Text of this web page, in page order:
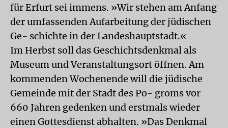
für Erfurt sei immens. »Wir stehen am Anfang
der umfassenden Aufarbeitung der jüdischen
Ge- schichte in der Landeshauptstadt.«
Im Herbst soll das Geschichtsdenkmal als
Museum und Veranstaltungsort öffnen. Am
kommenden Wochenende will die jüdische
Gemeinde mit der Stadt des Po- groms vor
660 Jahren gedenken und erstmals wieder
einen Gottesdienst abhalten. »Das Denkmal